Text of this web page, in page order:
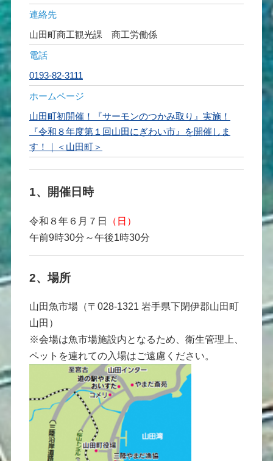
連絡先
山田町商工観光課 商工労働係
電話
0193-82-3111
ホームページ
山田町初開催！『サーモンのつかみ取り』実施！
『令和８年度第１回山田にぎわい市』を開催しま
す！｜＜山田町＞
1、開催日時
令和８年６月７日
（日）
午前9時30分～午後1時30分
2、場所
山田魚市場（〒028-1321 岩手県下閉伊郡山田町
山田）
※会場は魚市場施設内となるため、衛生管理上、
ペットを連れての入場はご遠慮ください。